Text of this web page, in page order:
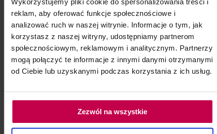
Wykorzystujemy pliki cookie do spersonalizowania treści i
reklam, aby oferować funkcje społecznościowe i
analizować ruch w naszej witrynie. Informacje o tym, jak
korzystasz z naszej witryny, udostępniamy partnerom
społecznościowym, reklamowym i analitycznym. Partnerzy
mogą połączyć te informacje z innymi danymi otrzymanymi
od Ciebie lub uzyskanymi podczas korzystania z ich usług.
Zezwól na wszystkie